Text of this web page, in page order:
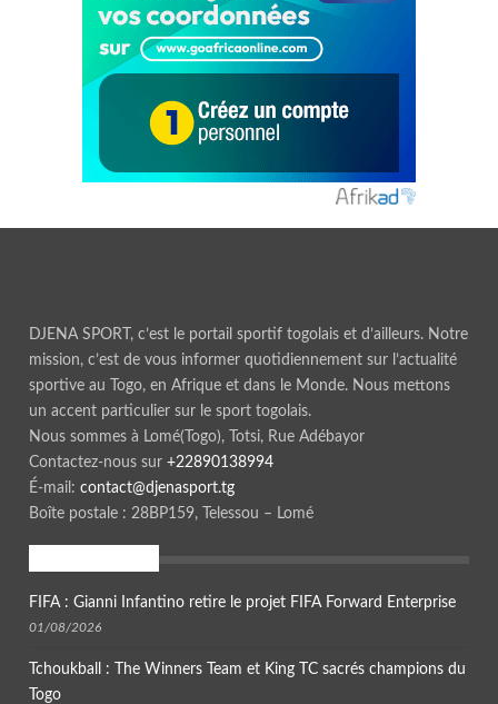
DJENA SPORT, c’est le portail sportif togolais et d’ailleurs. Notre
mission, c’est de vous informer quotidiennement sur l’actualité
sportive au Togo, en Afrique et dans le Monde. Nous mettons
un accent particulier sur le sport togolais.
Nous sommes à Lomé(Togo), Totsi, Rue Adébayor
Contactez-nous sur +22890138994
É-mail: contact@djenasport.tg
Boîte postale : 28BP159, Telessou – Lomé
FIFA : Gianni Infantino retire le projet FIFA Forward Enterprise
01/08/2026
Tchoukball : The Winners Team et King TC sacrés champions du
Togo